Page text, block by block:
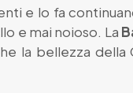
e lo fa
e mai noioso. La
la bellezza